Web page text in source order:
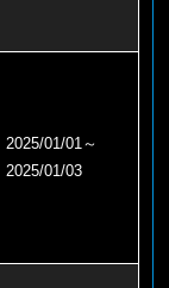
2025/01/01～
2025/01/03